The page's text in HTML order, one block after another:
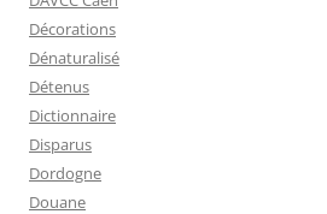
Décorations
Dénaturalisé
Détenus
Dictionnaire
Disparus
Dordogne
Douane